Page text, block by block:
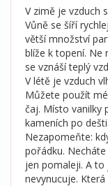
V zimě je vzduch
Vůně se šíří
větší množství
blíže k topení. Ne
se vznáší teplý
V létě je vzduch
Můžete použít
čaj. Místo vanilky
kameních po dešti.
Nezapomeňte:
pořádku.
jen pomaleji. A to
nevynucuje.